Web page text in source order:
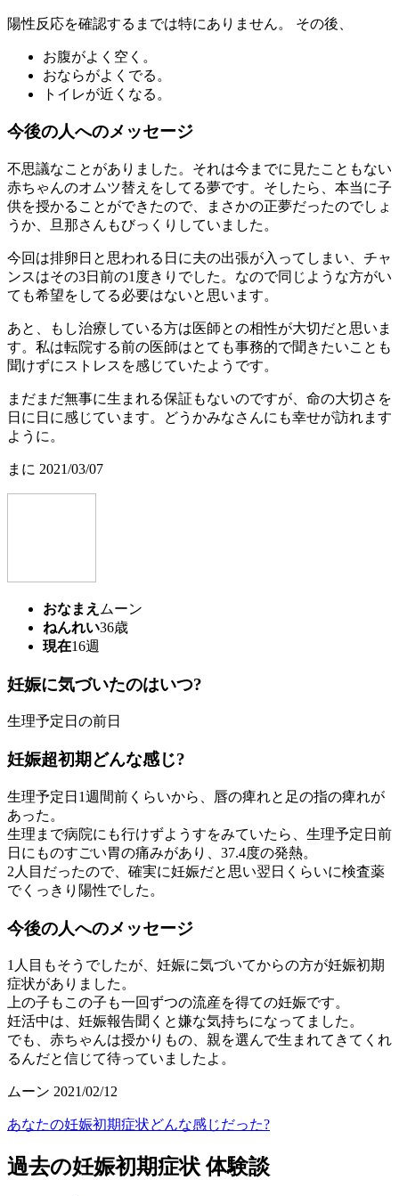
陽性反応を確認するまでは特にありません。 その後、
お腹がよく空く。
おならがよくでる。
トイレが近くなる。
今後の人へのメッセージ
不思議なことがありました。それは今までに見たこともない
赤ちゃんのオムツ替えをしてる夢です。そしたら、本当に子
供を授かることができたので、まさかの正夢だったのでしょ
うか、旦那さんもびっくりしていました。
今回は排卵日と思われる日に夫の出張が入ってしまい、チャ
ンスはその3日前の1度きりでした。なので同じような方がい
ても希望をしてる必要はないと思います。
あと、もし治療している方は医師との相性が大切だと思いま
す。私は転院する前の医師はとても事務的で聞きたいことも
聞けずにストレスを感じていたようです。
まだまだ無事に生まれる保証もないのですが、命の大切さを
日に日に感じています。どうかみなさんにも幸せが訪れます
ように。
まに 2021/03/07
おなまえ ムーン
ねんれい36歳
現在16週
妊娠に気づいたのはいつ?
生理予定日の前日
妊娠超初期どんな感じ?
生理予定日1週間前くらいから、唇の痺れと足の指の痺れが
あった。
生理まで病院にも行けずようすをみていたら、生理予定日前
日にものすごい胃の痛みがあり、37.4度の発熱。
2人目だったので、確実に妊娠だと思い翌日くらいに検査薬
でくっきり陽性でした。
今後の人へのメッセージ
1人目もそうでしたが、妊娠に気づいてからの方が妊娠初期
症状がありました。
上の子もこの子も一回ずつの流産を得ての妊娠です。
妊活中は、妊娠報告聞くと嫌な気持ちになってました。
でも、赤ちゃんは授かりもの、親を選んで生まれてきてくれ
るんだと信じて待っていましたよ。
ムーン 2021/02/12
あなたの妊娠初期症状どんな感じだった?
過去の妊娠初期症状 体験談